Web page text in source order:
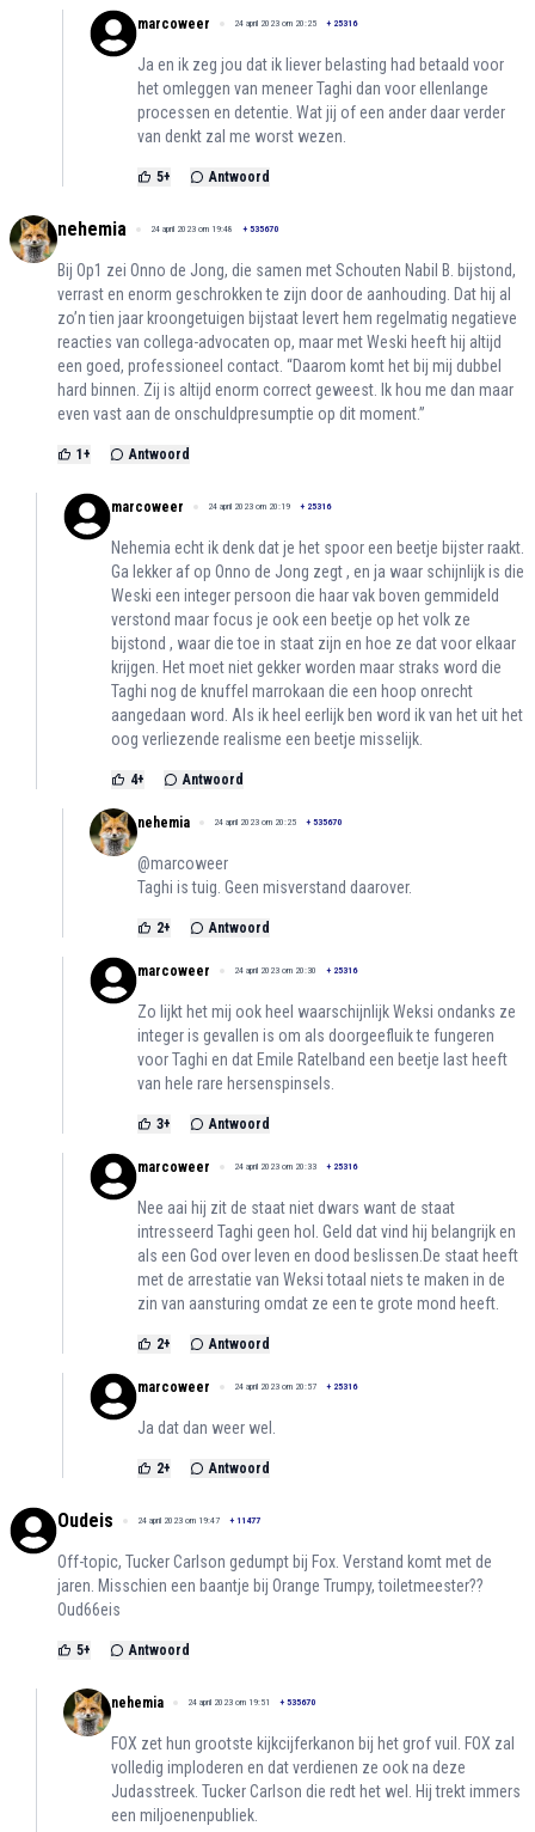
marcoweer 24 april 2023 om 20:25 + 25316
Ja en ik zeg jou dat ik liever belasting had betaald voor
het omleggen van meneer Taghi dan voor ellenlange
processen en detentie. Wat jij of een ander daar verder
van denkt zal me worst wezen.
5+ Antwoord
nehemia 24 april 2023 om 19:48 + 535670
Bij Op1 zei Onno de Jong, die samen met Schouten Nabil B. bijstond,
verrast en enorm geschrokken te zijn door de aanhouding. Dat hij al
zo’n tien jaar kroongetuigen bijstaat levert hem regelmatig negatieve
reacties van collega-advocaten op, maar met Weski heeft hij altijd
een goed, professioneel contact. “Daarom komt het bij mij dubbel
hard binnen. Zij is altijd enorm correct geweest. Ik hou me dan maar
even vast aan de onschuldpresumptie op dit moment.”
1 + Antwoord
marcoweer 24 april 2023 om 20:19 + 25316
Nehemia echt ik denk dat je het spoor een beetje bijster raakt.
Ga lekker af op Onno de Jong zegt , en ja waar schijnlijk is die
Weski een integer persoon die haar vak boven gemmideld
verstond maar focus je ook een beetje op het volk ze
bijstond , waar die toe in staat zijn en hoe ze dat voor elkaar
krijgen. Het moet niet gekker worden maar straks word die
Taghi nog de knuffel marrokaan die een hoop onrecht
aangedaan word. Als ik heel eerlijk ben word ik van het uit het
oog verliezende realisme een beetje misselijk.
4+ Antwoord
nehemia 24 april 2023 om 20:25 + 535670
@marcoweer
Taghi is tuig. Geen misverstand daarover.
2+ Antwoord
marcoweer 24 april 2023 om 20:30 + 25316
Zo lijkt het mij ook heel waarschijnlijk Weksi ondanks ze
integer is gevallen is om als doorgeefluik te fungeren
voor Taghi en dat Emile Ratelband een beetje last heeft
van hele rare hersenspinsels.
3+ Antwoord
marcoweer 24 april 2023 om 20:33 + 25316
Nee aai hij zit de staat niet dwars want de staat
intresseerd Taghi geen hol. Geld dat vind hij belangrijk en
als een God over leven en dood beslissen.De staat heeft
met de arrestatie van Weksi totaal niets te maken in de
zin van aansturing omdat ze een te grote mond heeft.
2+ Antwoord
marcoweer 24 april 2023 om 20:57 + 25316
Ja dat dan weer wel.
2+ Antwoord
Oudeis 24 april 2023 om 19:47 + 11477
Off-topic, Tucker Carlson gedumpt bij Fox. Verstand komt met de
jaren. Misschien een baantje bij Orange Trumpy, toiletmeester??
Oud66eis
5+ Antwoord
nehemia 24 april 2023 om 19:51 + 535670
FOX zet hun grootste kijkcijferkanon bij het grof vuil. FOX zal
volledig imploderen en dat verdienen ze ook na deze
Judasstreek. Tucker Carlson die redt het wel. Hij trekt immers
een miljoenenpubliek.